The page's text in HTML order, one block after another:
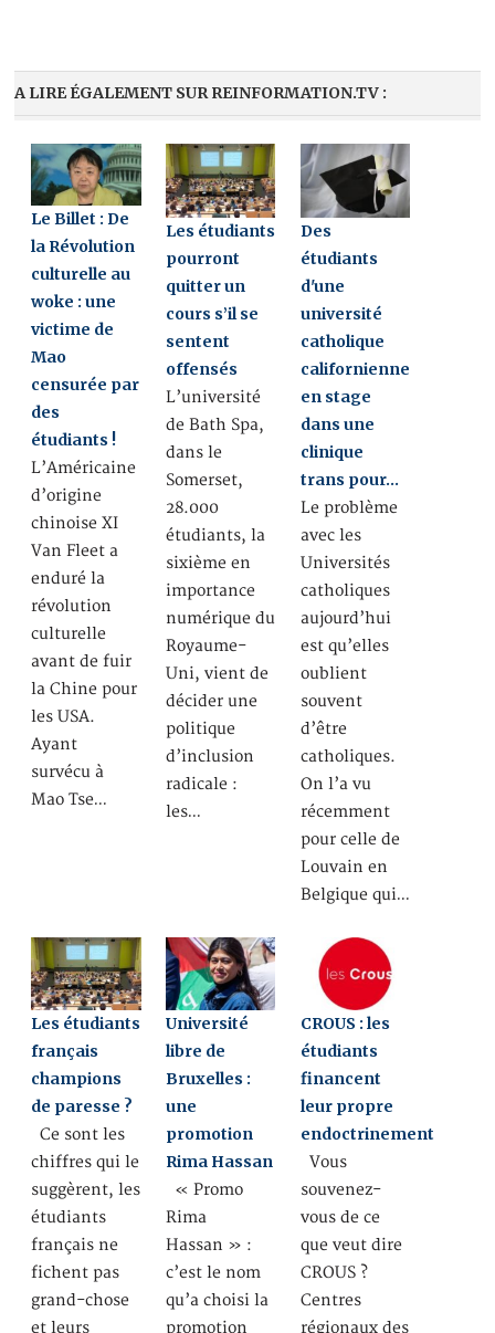
A LIRE ÉGALEMENT SUR REINFORMATION.TV :
Le Billet : De
la Révolution
culturelle au
woke : une
victime de
Mao
censurée par
des
étudiants !
L’Américaine
d’origine
chinoise XI
Van Fleet a
enduré la
révolution
culturelle
avant de fuir
la Chine pour
les USA.
Ayant
survécu à
Mao Tse…
Les étudiants
pourront
quitter un
cours s’il se
sentent
offensés
L’université
de Bath Spa,
dans le
Somerset,
28.000
étudiants, la
sixième en
importance
numérique du
Royaume-
Uni, vient de
décider une
politique
d’inclusion
radicale :
les…
Des
étudiants
d'une
université
catholique
californienne
en stage
dans une
clinique
trans pour…
Le problème
avec les
Universités
catholiques
aujourd’hui
est qu’elles
oublient
souvent
d’être
catholiques.
On l’a vu
récemment
pour celle de
Louvain en
Belgique qui…
Les étudiants
français
champions
de paresse ?
Ce sont les
chiffres qui le
suggèrent, les
étudiants
français ne
fichent pas
grand-chose
et leurs
Université
libre de
Bruxelles :
une
promotion
Rima Hassan
« Promo
Rima
Hassan » :
c’est le nom
qu’a choisi la
promotion
CROUS : les
étudiants
financent
leur propre
endoctrinement
Vous
souvenez-
vous de ce
que veut dire
CROUS ?
Centres
régionaux des